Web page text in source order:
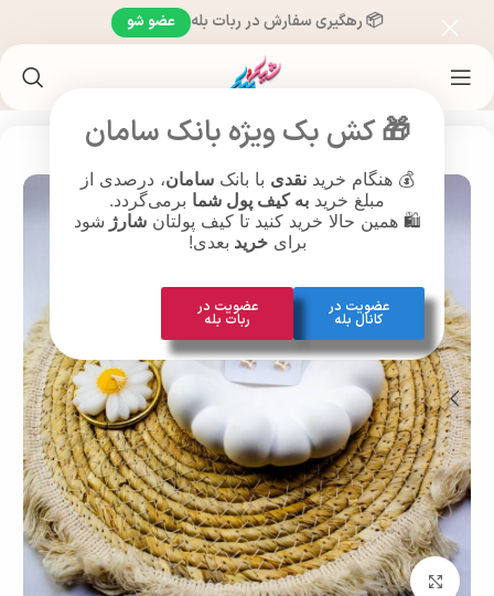
🎁 کش بک ویژه بانک سامان
💰 هنگام خریدنقدی با بانکسامان، درصدی از
مبلغ خرید به کیف پول شما برمی‌گردد.
🛍️ همین حالا خرید کنید تا کیف پولتانشارژ شود
برایخرید بعدی!
عضویت در
کانال بله
عضویت در
ربات بله
📦 رهگیری سفارش در ربات بله عضو شو
بزرگنمایی تصویر